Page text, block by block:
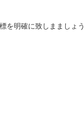
を明確に致しまましょう